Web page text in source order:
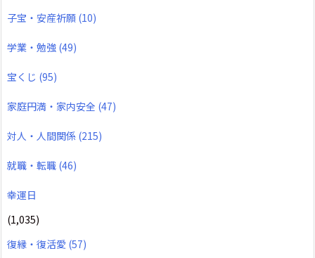
子宝・安産祈願 (10)
学業・勉強 (49)
宝くじ (95)
家庭円満・家内安全 (47)
対人・人間関係 (215)
就職・転職 (46)
幸運日
(1,035)
復縁・復活愛 (57)